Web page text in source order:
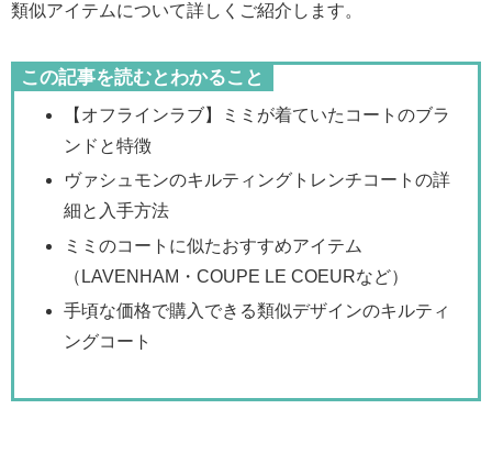
類似アイテムについて詳しくご紹介します。
この記事を読むとわかること
【オフラインラブ】ミミが着ていたコートのブラ
ンドと特徴
ヴァシュモンのキルティングトレンチコートの詳
細と入手方法
ミミのコートに似たおすすめアイテム
（LAVENHAM・COUPE LE COEURなど）
手頃な価格で購入できる類似デザインのキルティ
ングコート